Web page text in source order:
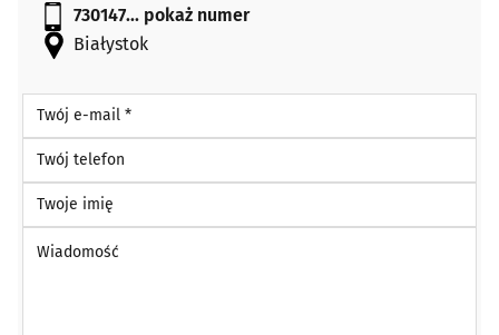
730147... pokaż numer
Białystok
Twój e-mail *
Twój telefon
Twoje imię